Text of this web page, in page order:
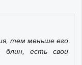
тем меньше его
есть свои